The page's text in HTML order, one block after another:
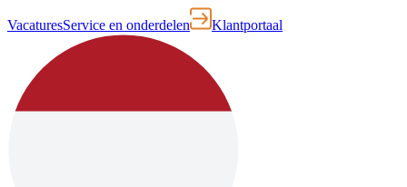
VacaturesService en onderdelen Klantportaal